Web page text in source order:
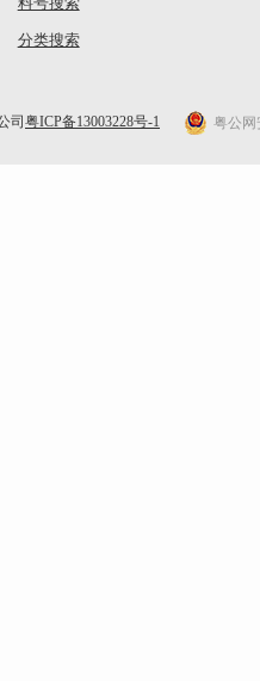
分类搜索
司 粤ICP备13003228号-1 粤公网